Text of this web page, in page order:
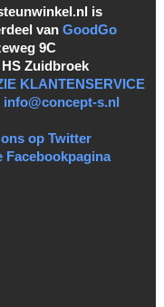
is
van GoodGo
9C
HS Zuidbroek
KLANTENSERVICE
info@concept-s.nl
op Twitter
Facebookpagina